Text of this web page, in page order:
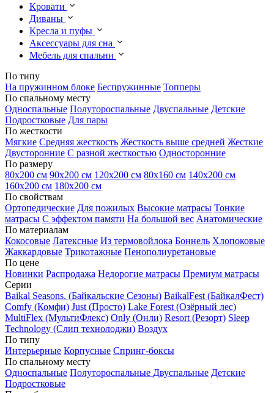
Кровати
Диваны
Кресла и пуфы
Аксессуары для сна
Мебель для спальни
По типу
На пружинном блоке Беспружинные Топперы
По спальному месту
Односпальные Полутороспальные Двуспальные Детские
Подростковые Для пары
По жесткости
Мягкие Средняя жесткость Жесткость выше средней Жесткие
Двусторонние С разной жесткостью Односторонние
По размеру
80х200 см 90х200 см 120х200 см 80х160 см 140х200 см
160х200 см 180х200 см
По свойствам
Ортопедические Для пожилых Высокие матрасы Тонкие
матрасы С эффектом памяти На большой вес Анатомические
По материалам
Кокосовые Латексные Из термовойлока Боннель Хлопоковые
Жаккардовые Трикотажные Пенополиуретановые
По цене
Новинки Распродажа Недорогие матрасы Премиум матрасы
Серии
Baikal Seasons. (Байкальские Сезоны) BaikalFest (БайкалФест)
Comfy (Комфи) Just (Просто) Lake Forest (Озёрный лес)
MultiFlex (МультиФлекс) Only (Онли) Resort (Резорт) Sleep
Technology (Слип технолоджи) Воздух
По типу
Интерьерные Корпусные Спринг-боксы
По спальному месту
Односпальные Полутороспальные Двуспальные Детские
Подростковые